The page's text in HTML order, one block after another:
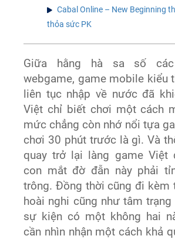
Cabal Online – New Beginning
thỏa sức PK
Giữa hằng hà sa số
webgame, game mobile kiểu
liên tục nhập về nước đã
Việt chỉ biết chơi một cách
mức chẳng còn nhớ nổi tựa
chơi 30 phút trước là gì. Và
quay trở lại làng game Việt
con mắt đờ đẫn này phải
trông. Đồng thời cũng đi kèm
hoài nghi cũng như tâm
sự kiện có một không hai
cần nhìn nhận một cách khả